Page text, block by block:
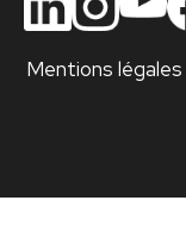
Mentions légales